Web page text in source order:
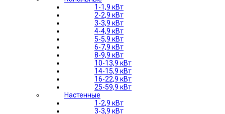
1-1,9 кВт
2-2,9 кВт
3-3,9 кВт
4-4,9 кВт
5-5,9 кВт
6-7,9 кВт
8-9,9 кВт
10-13,9 кВт
14-15,9 кВт
16-22,9 кВт
25-59,9 кВт
Настенные
1-2,9 кВт
3-3,9 кВт